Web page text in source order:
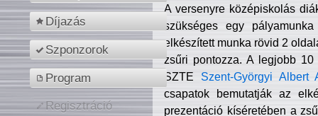
Díjazás
Szponzorok
Program
Regisztráció
A versenyre középiskolás
szükséges egy
elkészített munka rövid 2
zsűri pontozza. A legjobb
SZTE Szent-Györgyi Albert
csapatok bemutatják az
prezentáció kíséretében a